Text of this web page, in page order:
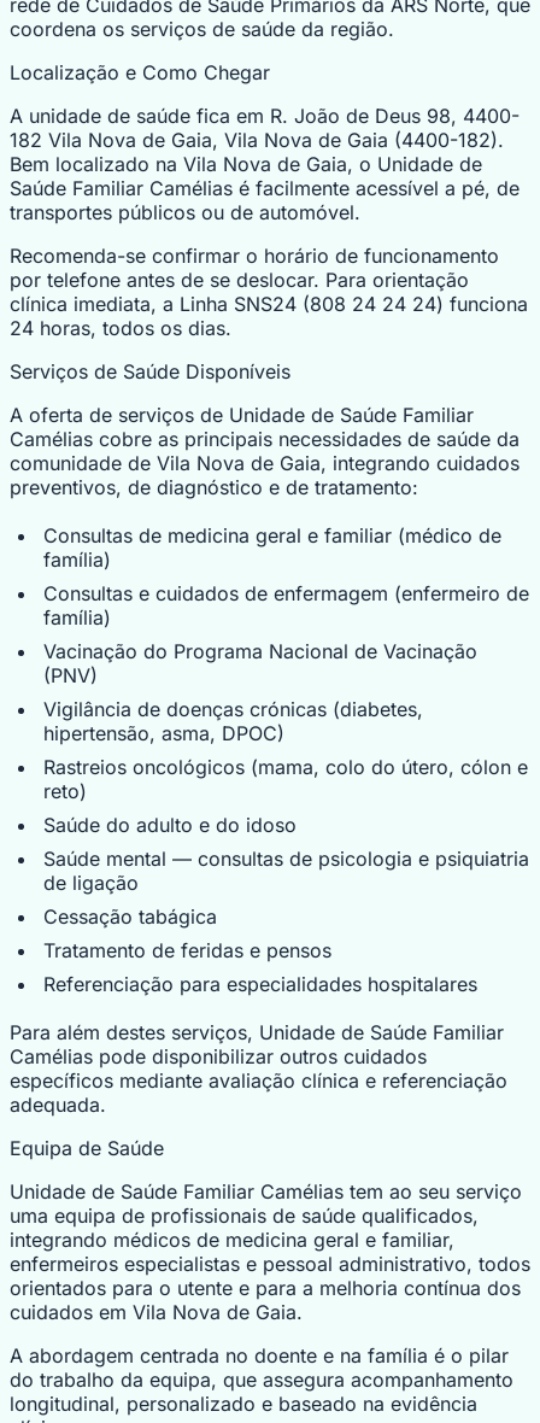
coordena os serviços de saúde da região.
Localização e Como Chegar
A unidade de saúde fica em R. João de Deus 98, 4400-
182 Vila Nova de Gaia, Vila Nova de Gaia (4400-182).
Bem localizado na Vila Nova de Gaia, o Unidade de
Saúde Familiar Camélias é facilmente acessível a pé, de
transportes públicos ou de automóvel.
Recomenda-se confirmar o horário de funcionamento
por telefone antes de se deslocar. Para orientação
clínica imediata, a Linha SNS24 (808 24 24 24) funciona
24 horas, todos os dias.
Serviços de Saúde Disponíveis
A oferta de serviços de Unidade de Saúde Familiar
Camélias cobre as principais necessidades de saúde da
comunidade de Vila Nova de Gaia, integrando cuidados
preventivos, de diagnóstico e de tratamento:
Consultas de medicina geral e familiar (médico de
família)
Consultas e cuidados de enfermagem (enfermeiro de
família)
Vacinação do Programa Nacional de Vacinação
(PNV)
Vigilância de doenças crónicas (diabetes,
hipertensão, asma, DPOC)
Rastreios oncológicos (mama, colo do útero, cólon e
reto)
Saúde do adulto e do idoso
Saúde mental — consultas de psicologia e psiquiatria
de ligação
Cessação tabágica
Tratamento de feridas e pensos
Referenciação para especialidades hospitalares
Para além destes serviços, Unidade de Saúde Familiar
Camélias pode disponibilizar outros cuidados
específicos mediante avaliação clínica e referenciação
adequada.
Equipa de Saúde
Unidade de Saúde Familiar Camélias tem ao seu serviço
uma equipa de profissionais de saúde qualificados,
integrando médicos de medicina geral e familiar,
enfermeiros especialistas e pessoal administrativo, todos
orientados para o utente e para a melhoria contínua dos
cuidados em Vila Nova de Gaia.
A abordagem centrada no doente e na família é o pilar
do trabalho da equipa, que assegura acompanhamento
longitudinal, personalizado e baseado na evidência